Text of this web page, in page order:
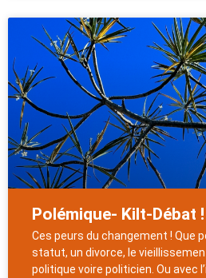
Polémique- Kilt-Débat !
Ces peurs du changement ! Que
statut, un divorce, le
politique voire politicien. Ou avec